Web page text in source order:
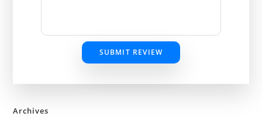
SUBMIT REVIEW
Archives